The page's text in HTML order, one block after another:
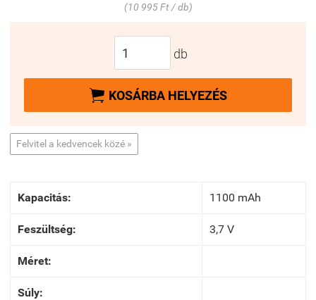
(10 995 Ft / db)
db
 KOSÁRBA HELYEZÉS
Felvitel a kedvencek közé »
Kapacitás: 1100 mAh
Feszültség: 3,7 V
Méret:
Súly: